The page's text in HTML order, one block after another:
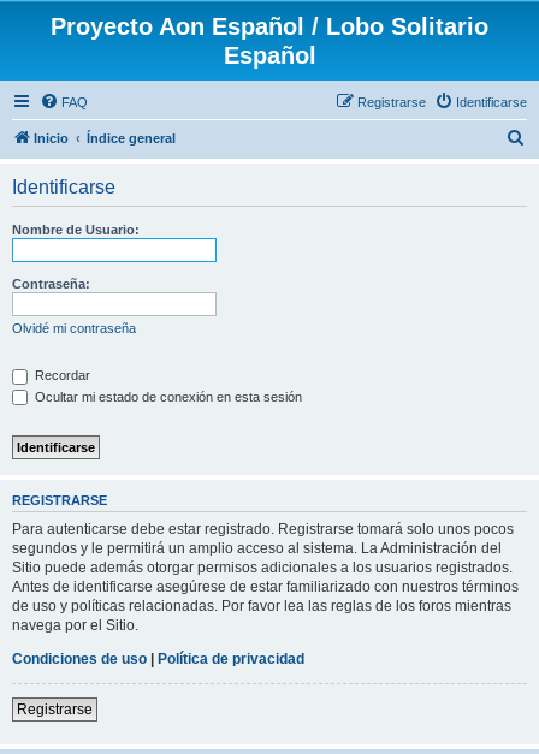
Proyecto Aon Español / Lobo Solitario
Español
FAQ Identificarse
Registrarse
Inicio Índice general
Identificarse
Nombre de Usuario:
Contraseña:
Olvidé mi contraseña
Recordar
Ocultar mi estado de conexión en esta sesión
REGISTRARSE
Para autenticarse debe estar registrado. Registrarse tomará solo unos pocos
segundos y le permitirá un amplio acceso al sistema. La Administración del
Sitio puede además otorgar permisos adicionales a los usuarios registrados.
Antes de identificarse asegúrese de estar familiarizado con nuestros términos
de uso y políticas relacionadas. Por favor lea las reglas de los foros mientras
navega por el Sitio.
Condiciones de uso | Política de privacidad
Registrarse